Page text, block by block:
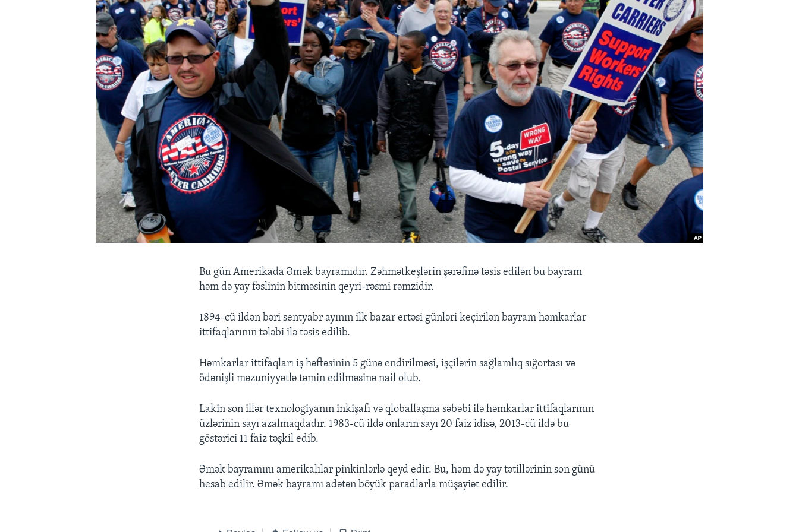
Bu gün Amerikada Əmək bayramıdır. Zəhmətkeşlərin şərəfinə təsis edilən bu bayram
həm də yay fəslinin bitməsinin qeyri-rəsmi rəmzidir.
1894-cü ildən bəri sentyabr ayının ilk bazar ertəsi günləri keçirilən bayram həmkarlar
ittifaqlarının tələbi ilə təsis edilib.
Həmkarlar ittifaqları iş həftəsinin 5 günə endirilməsi, işçilərin sağlamlıq sığortası və
ödənişli məzuniyyətlə təmin edilməsinə nail olub.
Lakin son illər texnologiyanın inkişafı və qloballaşma səbəbi ilə həmkarlar ittifaqlarının
üzlərinin sayı azalmaqdadır. 1983-cü ildə onların sayı 20 faiz idisə, 2013-cü ildə bu
göstərici 11 faiz təşkil edib.
Əmək bayramını amerikalılar pinkinlərlə qeyd edir. Bu, həm də yay tətillərinin son günü
hesab edilir. Əmək bayramı adətən böyük paradlarla müşayiət edilir.